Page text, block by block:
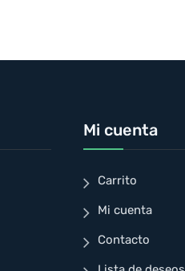
Mi cuenta
Carrito
Mi cuenta
Contacto